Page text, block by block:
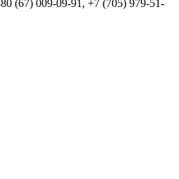
(67) 009-09-91, +7 (705) 979-51-